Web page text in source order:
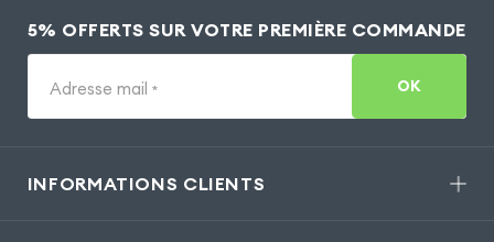
5% OFFERTS SUR VOTRE PREMIÈRE COMMANDE
Adresse mail * OK
INFORMATIONS CLIENTS